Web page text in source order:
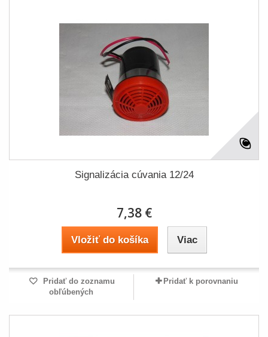
Signalizácia cúvania 12/24
7,38 €
Vložiť do košíka Viac
Pridať do zoznamu
obľúbených
Pridať k porovnaniu